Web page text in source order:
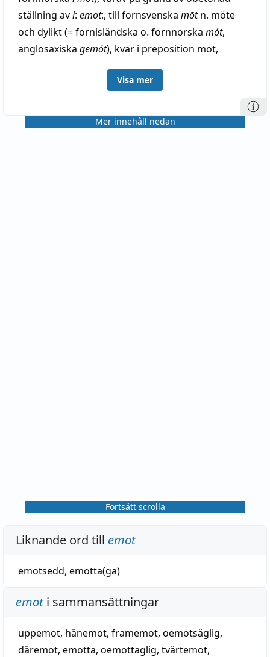
ställning avi: emot:, till fornsvenska mōtn. möte
och dylikt (= fornisländska o. fornnorska mót,
anglosaxiska gemót), kvar i preposition mot,
Åmot,; jämför möta o. med avseende på bildningen
Visa mer
Mer innehåll nedan
Fortsätt scrolla
Liknande ord till emot
emotsedd, emotta(ga)
emoti sammansättningar
uppemot, hänemot, framemot, oemotsäglig,
däremot, emotta, oemottaglig, tvärtemot,